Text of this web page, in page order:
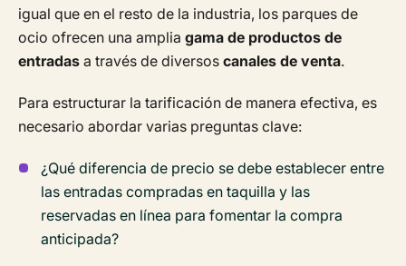
igual que en el resto de la industria, los parques de
ocio ofrecen una amplia gama de productos de
entradas a través de diversos canales de venta.
Para estructurar la tarificación de manera efectiva, es
necesario abordar varias preguntas clave:
¿Qué diferencia de precio se debe establecer entre
las entradas compradas en taquilla y las
reservadas en línea para fomentar la compra
anticipada?